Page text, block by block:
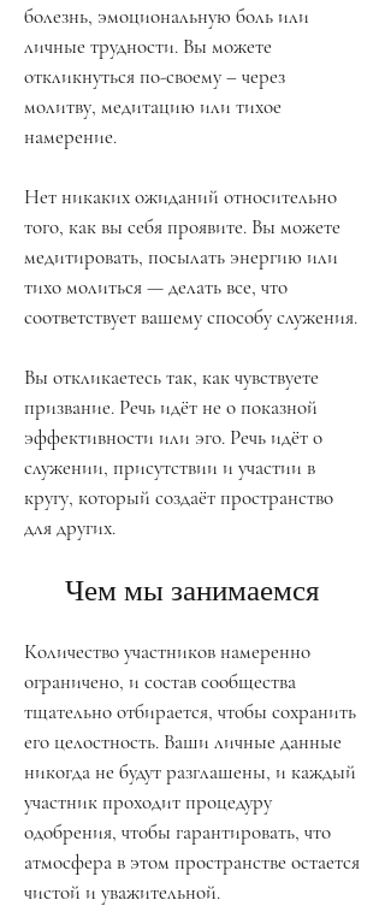
болезнь, эмоциональную боль или
личные трудности. Вы можете
откликнуться по-своему – через
молитву, медитацию или тихое
намерение.
Нет никаких ожиданий относительно
того, как вы себя проявите. Вы можете
медитировать, посылать энергию или
тихо молиться — делать все, что
соответствует вашему способу служения.
Вы откликаетесь так, как чувствуете
призвание. Речь идёт не о показной
эффективности или эго. Речь идёт о
служении, присутствии и участии в
кругу, который создаёт пространство
для других.
Чем мы занимаемся
Количество участников намеренно
ограничено, и состав сообщества
тщательно отбирается, чтобы сохранить
его целостность. Ваши личные данные
никогда не будут разглашены, и каждый
участник проходит процедуру
одобрения, чтобы гарантировать, что
атмосфера в этом пространстве остается
чистой и уважительной.